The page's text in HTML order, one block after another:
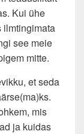
Kui ühe
ilmtingimata
see meie
mitte.
et seda
mis
ja kuidas